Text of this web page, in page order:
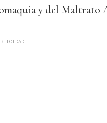
y del Maltrato